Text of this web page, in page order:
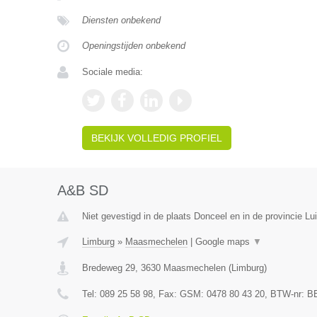
Diensten onbekend
Openingstijden onbekend
Sociale media:
BEKIJK VOLLEDIG PROFIEL
A&B SD
Niet gevestigd in de plaats Donceel en in de provincie
Limburg» Maasmechelen| Google maps ▼
Bredeweg 29, 3630 Maasmechelen(Limburg)
Tel: 089 25 58 98, Fax: GSM: 0478 80 43 20, BTW-nr: